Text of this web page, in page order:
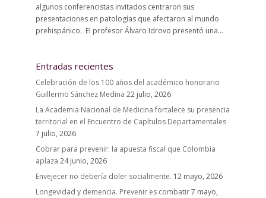
algunos conferencistas invitados centraron sus
presentaciones en patologías que afectaron al mundo
prehispánico. El profesor Álvaro Idrovo presentó una...
Entradas recientes
Celebración de los 100 años del académico honorario
Guillermo Sánchez Medina 22 julio, 2026
La Academia Nacional de Medicina fortalece su presencia
territorial en el Encuentro de Capítulos Departamentales
7 julio, 2026
Cobrar para prevenir: la apuesta fiscal que Colombia
aplaza 24 junio, 2026
Envejecer no debería doler socialmente. 12 mayo, 2026
Longevidad y demencia. Prevenir es combatir7 mayo,